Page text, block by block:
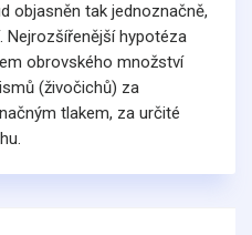
objasněn tak jednoznačně,
Nejrozšířenější hypotéza
obrovského množství
(živočichů) za
tlakem, za určité